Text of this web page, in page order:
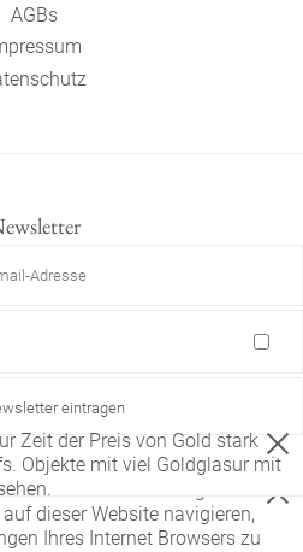
AGBs
eintragen
technisch notwendige
dieser Website navigieren,
Ihres Internet Browsers zu
Zeit der Preis von Gold stark
Objekte mit viel Goldglasur mit